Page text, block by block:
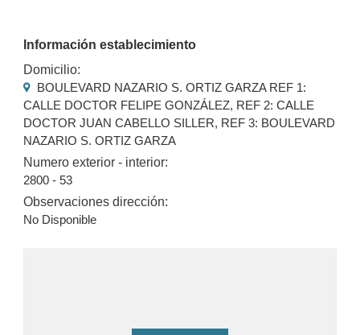
Información establecimiento
Domicilio:
BOULEVARD NAZARIO S. ORTIZ GARZA REF 1:
CALLE DOCTOR FELIPE GONZÁLEZ, REF 2: CALLE
DOCTOR JUAN CABELLO SILLER, REF 3: BOULEVARD
NAZARIO S. ORTIZ GARZA
Numero exterior - interior:
2800 - 53
Observaciones dirección:
No Disponible